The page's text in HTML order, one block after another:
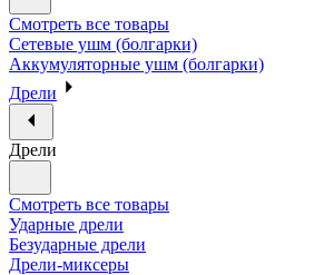
Смотреть все товары
Сетевые ушм (болгарки)
Аккумуляторные ушм (болгарки)
Дрели
Дрели
Смотреть все товары
Ударные дрели
Безударные дрели
Дрели-миксеры